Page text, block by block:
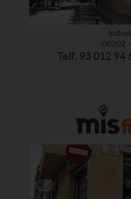
08202
Telf. 93 012 94